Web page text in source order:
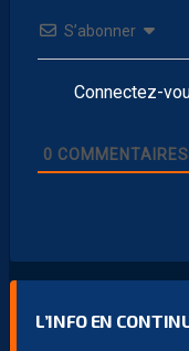
S’abonner
Connectez-
0 COMMENTAIRES
L’INFO EN